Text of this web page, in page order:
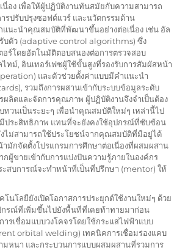
นื่อง เพื่อให้ผู้ปฏิบัติงานทันสมัยกับความสามารถ
รปรับปรุงซอฟต์แวร์ และนวัตกรรมด้าน
แนะนำคุณสมบัติที่พัฒนาขึ้นอย่างต่อเนื่อง เช่น อัล
บตัว (adaptive control algorithms) ซึ่ง
อร์โดยอัตโนมัติตอบสนองต่อการตรวจสอบ
ไทม์, อินเทอร์เฟซผู้ใช้ขั้นสูงที่รองรับการสัมผัสหน้า
และตัวช่วยตั้งค่าแบบมีคำแนะนำ
รวมถึงการผสานเข้ากับระบบข้อมูลระดับ
ผลิตและจัดการคุณภาพ ผู้ปฏิบัติงานจึงจำเป็นต้อง
ทวนเป็นระยะๆ เพื่อนำคุณสมบัติใหม่ๆ เหล่านี้ไป
ประสิทธิภาพ แทนที่จะยังคงใช้อุปกรณ์ที่ซับซ้อน
ไม่สามารถใช้ประโยชน์จากคุณสมบัติที่มีอยู่ได้
ามักจัดตั้งโปรแกรมการศึกษาต่อเนื่องที่ผสมผสาน
กผู้ขายเข้ากับการแบ่งปันความรู้ภายในองค์กร
สบการณ์จะทำหน้าที่เป็นที่ปรึกษา (mentor) ให้
โนโลยียังเปิดโอกาสการประยุกต์ใช้งานใหม่ๆ ด้วย
กรณ์ที่เพิ่มขึ้นไปยังพื้นที่ที่เคยท้าทายมาก่อน
ารเชื่อมแบบวงโคจรโดยใช้กระแสไฟฟ้าแบบ
orbital welding) เทคนิคการเชื่อมร่องแคบ
หนา และกระบวนการแบบผสมผสานที่รวมการ